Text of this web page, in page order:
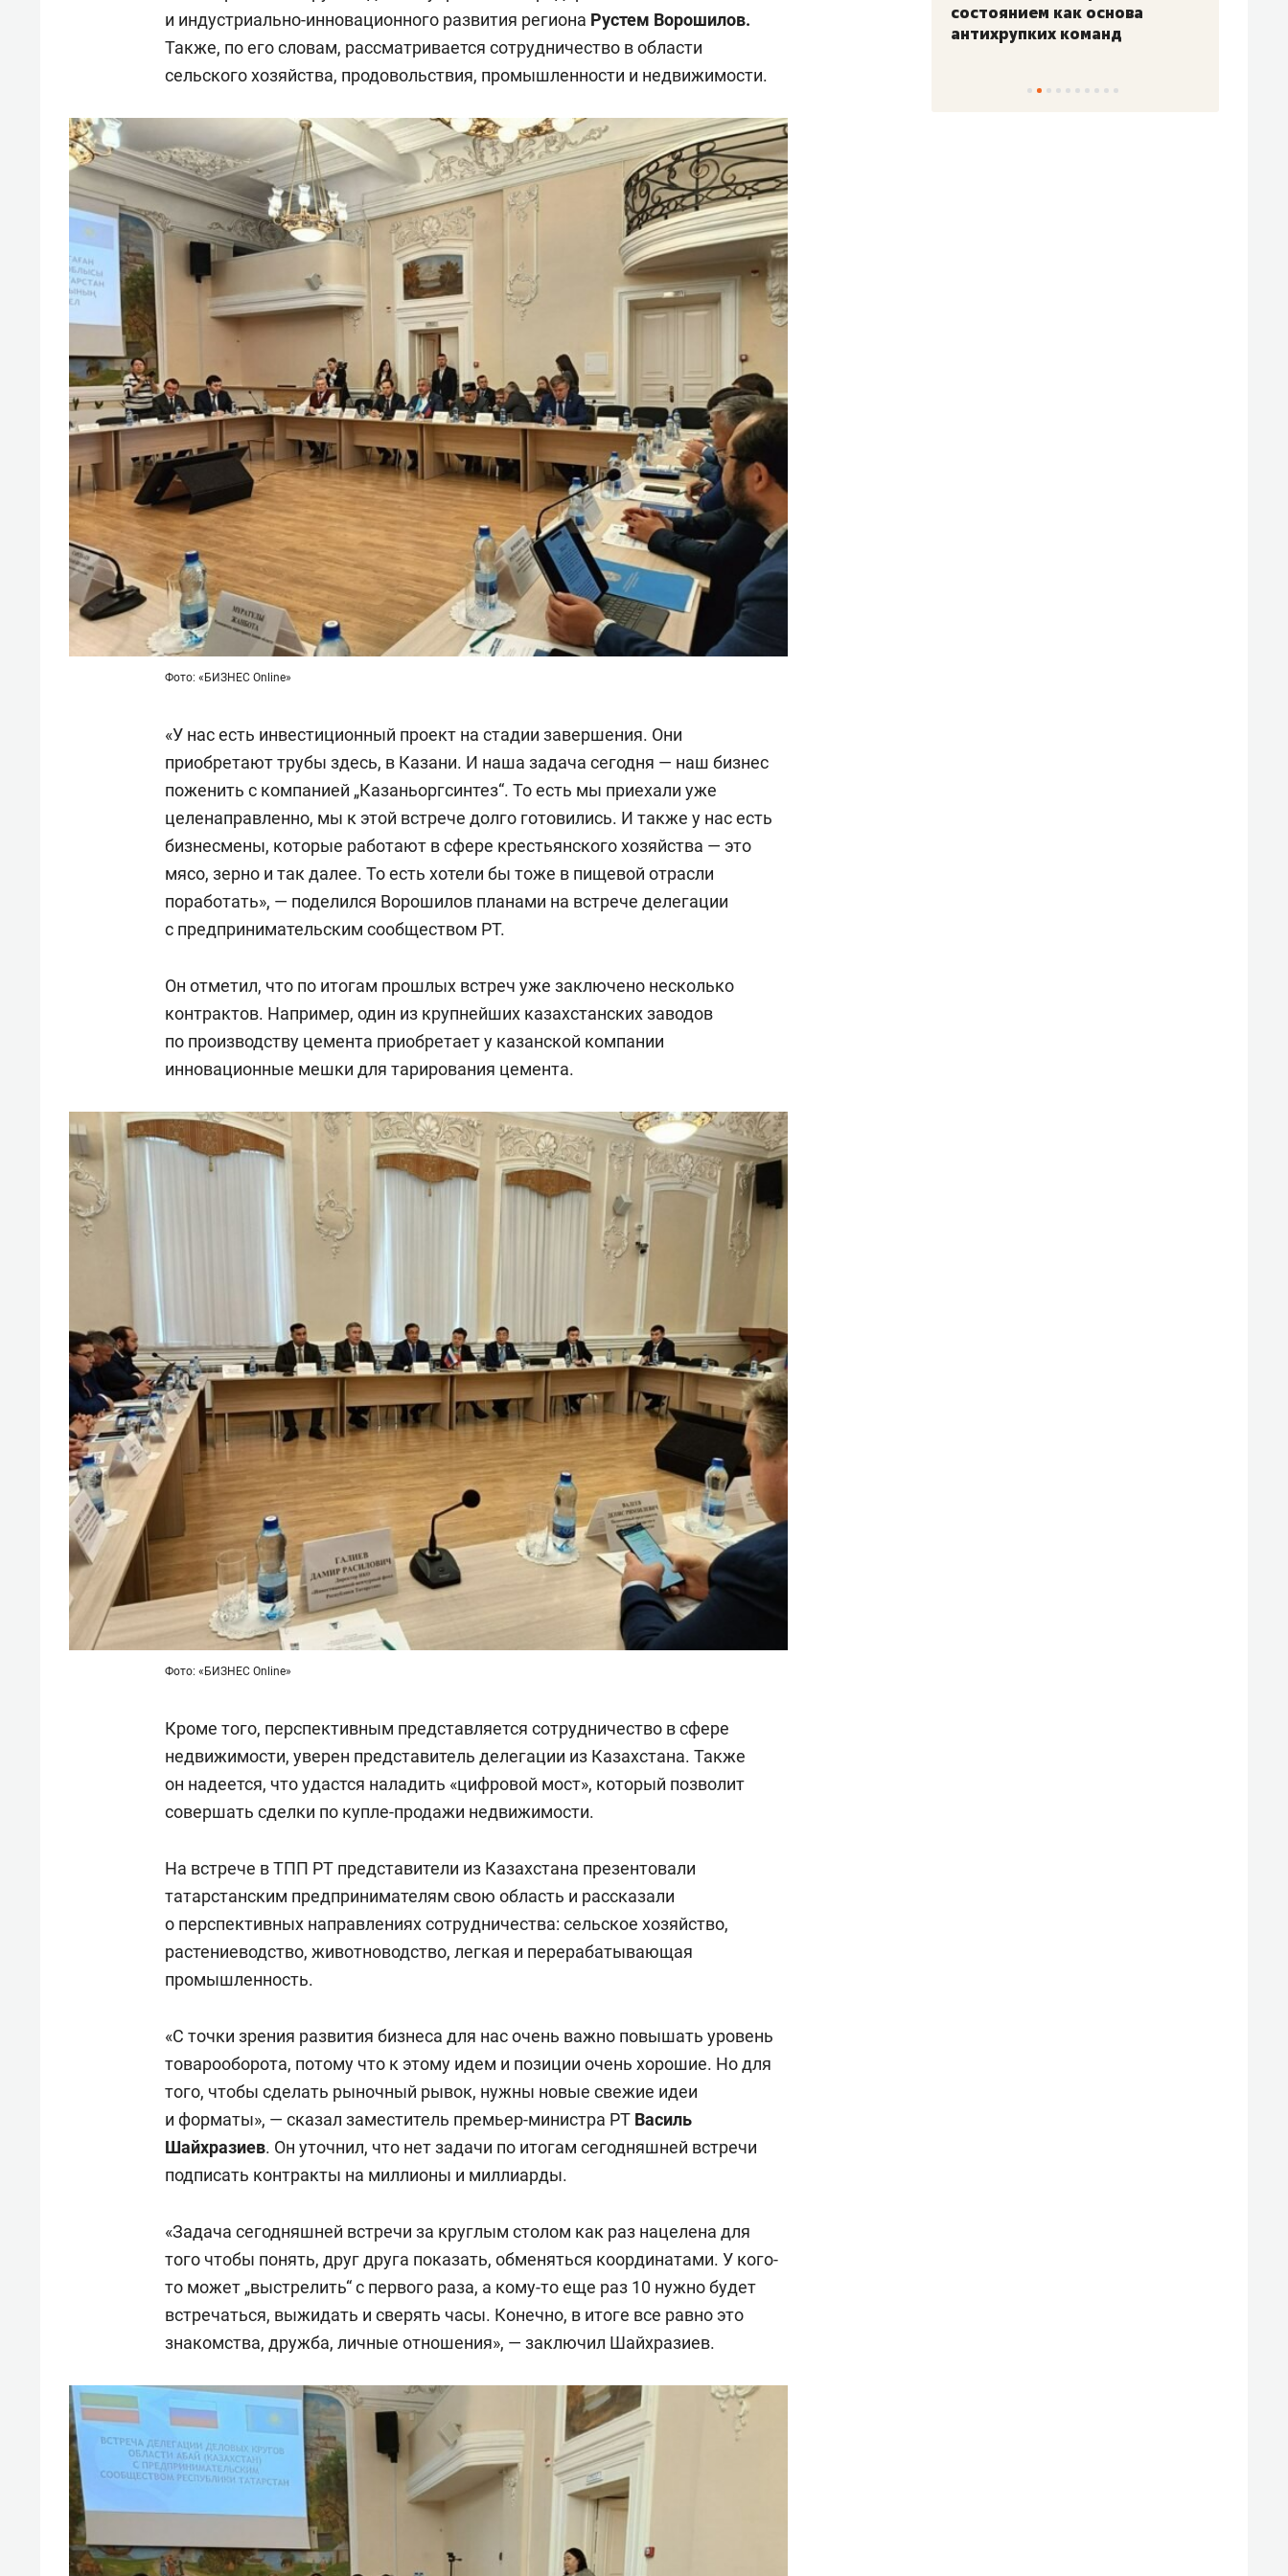
и индустриально-инновационного развития региона Рустем Ворошилов.
Также, по его словам, рассматривается сотрудничество в области
сельского хозяйства, продовольствия, промышленности и недвижимости.
Фото: «БИЗНЕС Online»
«У нас есть инвестиционный проект на стадии завершения. Они
приобретают трубы здесь, в Казани. И наша задача сегодня — наш бизнес
поженить с компанией „Казаньоргсинтез“. То есть мы приехали уже
целенаправленно, мы к этой встрече долго готовились. И также у нас есть
бизнесмены, которые работают в сфере крестьянского хозяйства — это
мясо, зерно и так далее. То есть хотели бы тоже в пищевой отрасли
поработать», — поделился Ворошилов планами на встрече делегации
с предпринимательским сообществом РТ.
Он отметил, что по итогам прошлых встреч уже заключено несколько
контрактов. Например, один из крупнейших казахстанских заводов
по производству цемента приобретает у казанской компании
инновационные мешки для тарирования цемента.
Фото: «БИЗНЕС Online»
Кроме того, перспективным представляется сотрудничество в сфере
недвижимости, уверен представитель делегации из Казахстана. Также
он надеется, что удастся наладить «цифровой мост», который позволит
совершать сделки по купле-продажи недвижимости.
На встрече в ТПП РТ представители из Казахстана презентовали
татарстанским предпринимателям свою область и рассказали
о перспективных направлениях сотрудничества: сельское хозяйство,
растениеводство, животноводство, легкая и перерабатывающая
промышленность.
«С точки зрения развития бизнеса для нас очень важно повышать уровень
товарооборота, потому что к этому идем и позиции очень хорошие. Но для
того, чтобы сделать рыночный рывок, нужны новые свежие идеи
и форматы», — сказал заместитель премьер-министра РТ Василь
Шайхразиев. Он уточнил, что нет задачи по итогам сегодняшней встречи
подписать контракты на миллионы и миллиарды.
«Задача сегодняшней встречи за круглым столом как раз нацелена для
того чтобы понять, друг друга показать, обменяться координатами. У кого-
то может „выстрелить“ с первого раза, а кому-то еще раз 10 нужно будет
встречаться, выжидать и сверять часы. Конечно, в итоге все равно это
знакомства, дружба, личные отношения», — заключил Шайхразиев.
состоянием как основа
антихрупких команд
«Гонка Героев»